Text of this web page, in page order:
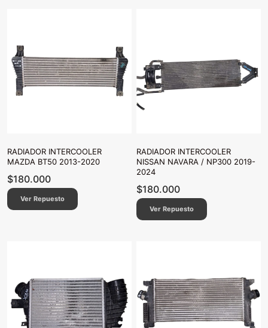
RADIADOR INTERCOOLER
MAZDA BT50 2013-2020
$180.000
Ver Repuesto
RADIADOR INTERCOOLER
NISSAN NAVARA / NP300 2019-
2024
$180.000
Ver Repuesto